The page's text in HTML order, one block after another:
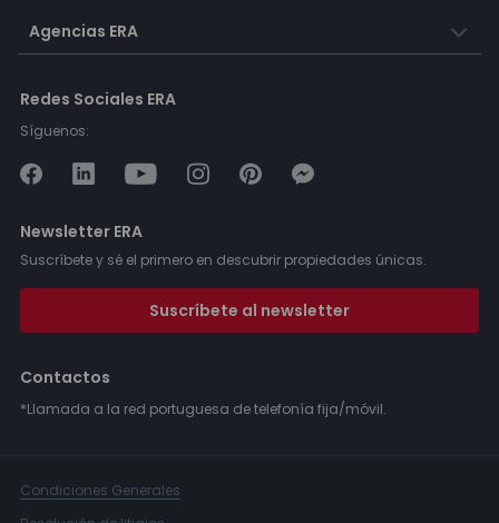
Agencias ERA
Redes Sociales ERA
Síguenos:
Newsletter ERA
Suscríbete y sé el primero en descubrir propiedades únicas.
Suscríbete al newsletter
Contactos
*Llamada a la red portuguesa de telefonía fija/móvil.
Condiciones Generales